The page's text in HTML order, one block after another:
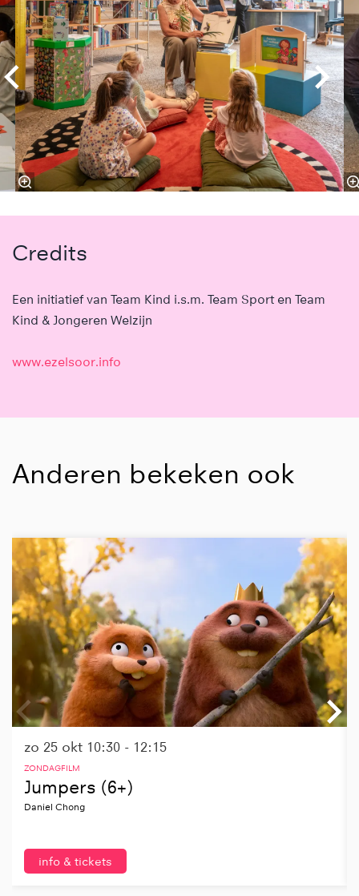
Credits
Een initiatief van Team Kind i.s.m. Team Sport en Team
Kind & Jongeren Welzijn
www.ezelsoor.info
Anderen bekeken ook
Jumpers (6+)
Daniel Chong
ZONDAGFILM
zo 25 okt 10:30 - 12:15
info & tickets